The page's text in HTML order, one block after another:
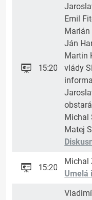
15:20
Emil
Marián
Ján
Martin
vlády
Michal
Matej
15:20
Michal
Umelá